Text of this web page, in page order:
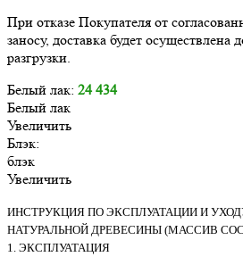
При отказе Покупателя от
заносу, доставка будет осуществлена
разгрузки.
Белый лак: 24 434
Белый лак
Увеличить
Блэк:
блэк
Увеличить
ИНСТРУКЦИЯ ПО ЭКСПЛУАТАЦИИ И
НАТУРАЛЬНОЙ ДРЕВЕСИНЫ (МАССИВ
1. ЭКСПЛУАТАЦИЯ